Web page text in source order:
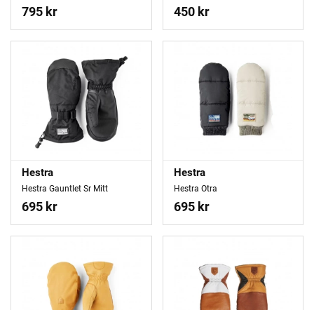
795 kr 450 kr
Hestra
Hestra Gauntlet Sr Mitt
695 kr
Hestra
Hestra Otra
695 kr